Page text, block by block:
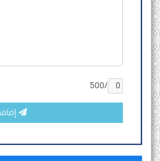
/500
إضافة